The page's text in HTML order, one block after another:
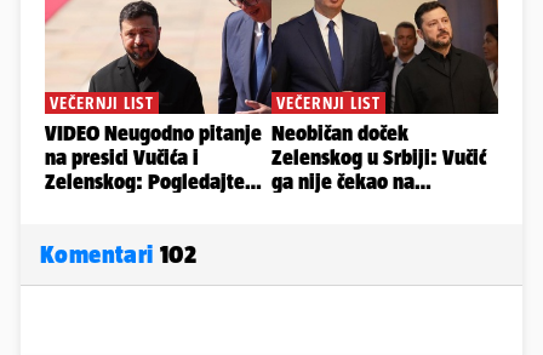
Komentari 102